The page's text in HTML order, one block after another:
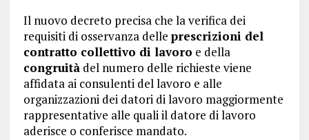
Il nuovo decreto precisa che la verifica dei
requisiti di osservanza delle prescrizioni del
contratto collettivo di lavoro e della
congruitàdel numero delle richieste viene
affidata ai consulenti del lavoro e alle
organizzazioni dei datori di lavoro maggiormente
rappresentative alle quali il datore di lavoro
aderisce o conferisce mandato.